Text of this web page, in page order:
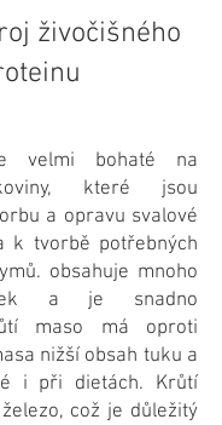
živočišného
velmi bohaté na
které jsou
a opravu svalové
k tvorbě potřebných
obsahuje mnoho
a je snadno
maso má oproti
nižší obsah tuku a
i při dietách. Krůtí
což je důležitý